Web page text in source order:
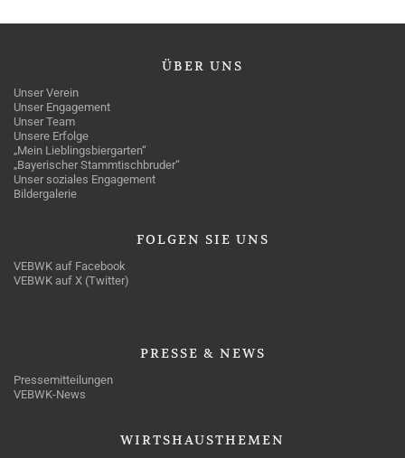
ÜBER UNS
Unser Verein
Unser Engagement
Unser Team
Unsere Erfolge
„Mein Lieblingsbiergarten“
„Bayerischer Stammtischbruder“
Unser soziales Engagement
Bildergalerie
FOLGEN SIE UNS
VEBWK auf Facebook
VEBWK auf X (Twitter)
PRESSE & NEWS
Pressemitteilungen
VEBWK-News
WIRTSHAUSTHEMEN